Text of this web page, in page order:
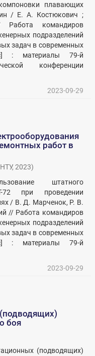
плавающих
/ Е. А. Костюкович ;
командиров
подразделений
задач в современных
: материалы 79-й
конференции
2023-09-29
работ в
,2023)
штатного
72 при проведении
/ В. Д. Марченок, Р. В.
// Работа командиров
подразделений
задач в современных
: материалы 79-й
2023-09-29
боя
(подводящих)